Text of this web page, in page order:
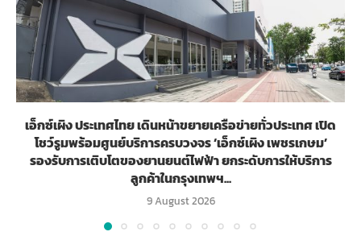
เอ็กซ์เผิง ประเทศไทย เดินหน้าขยายเครือข่ายทั่วประเทศ เปิด
โชว์รูมพร้อมศูนย์บริการครบวงจร ‘เอ็กซ์เผิง เพชรเกษม’
รองรับการเติบโตของยานยนต์ไฟฟ้า ยกระดับการให้บริการ
ลูกค้าในกรุงเทพฯ...
9 August 2026